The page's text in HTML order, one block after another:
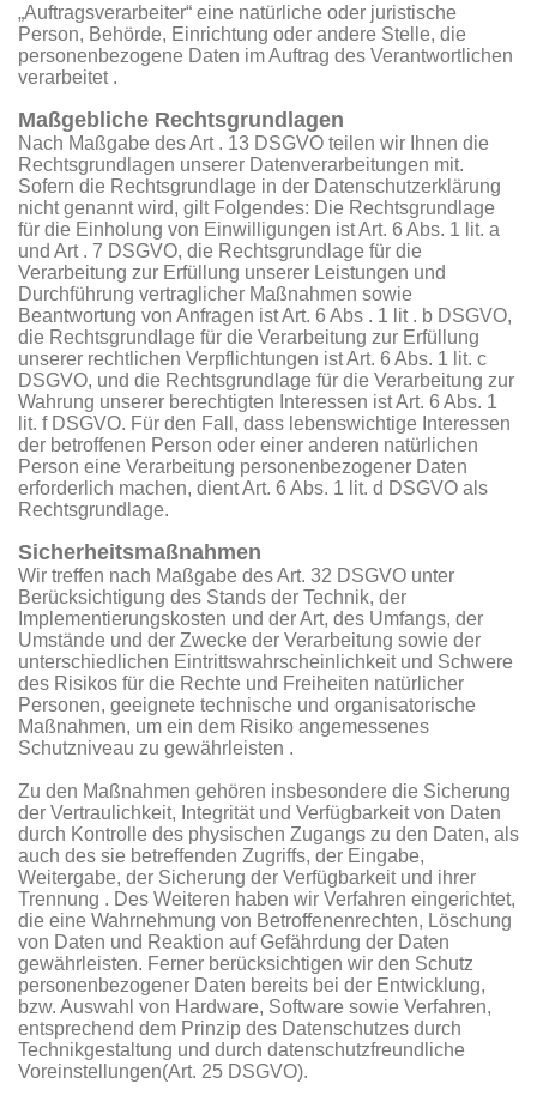
„Auftragsverarbeiter“ eine natürliche oder juristische
Person, Behörde, Einrichtung oder andere Stelle, die
personenbezogene Daten im Auftrag des Verantwortlichen
verarbeitet .
Maßgebliche Rechtsgrundlagen
Nach Maßgabe des Art . 13 DSGVO teilen wir Ihnen die
Rechtsgrundlagen unserer Datenverarbeitungen mit.
Sofern die Rechtsgrundlage in der Datenschutzerklärung
nicht genannt wird, gilt Folgendes: Die Rechtsgrundlage
für die Einholung von Einwilligungen ist Art. 6 Abs. 1 lit. a
und Art . 7 DSGVO, die Rechtsgrundlage für die
Verarbeitung zur Erfüllung unserer Leistungen und
Durchführung vertraglicher Maßnahmen sowie
Beantwortung von Anfragen ist Art. 6 Abs . 1 lit . b DSGVO,
die Rechtsgrundlage für die Verarbeitung zur Erfüllung
unserer rechtlichen Verpflichtungen ist Art. 6 Abs. 1 lit. c
DSGVO, und die Rechtsgrundlage für die Verarbeitung zur
Wahrung unserer berechtigten Interessen ist Art. 6 Abs. 1
lit. f DSGVO. Für den Fall, dass lebenswichtige Interessen
der betroffenen Person oder einer anderen natürlichen
Person eine Verarbeitung personenbezogener Daten
erforderlich machen, dient Art. 6 Abs. 1 lit. d DSGVO als
Rechtsgrundlage.
Sicherheitsmaßnahmen
Wir treffen nach Maßgabe des Art. 32 DSGVO unter
Berücksichtigung des Stands der Technik, der
Implementierungskosten und der Art, des Umfangs, der
Umstände und der Zwecke der Verarbeitung sowie der
unterschiedlichen Eintrittswahrscheinlichkeit und Schwere
des Risikos für die Rechte und Freiheiten natürlicher
Personen, geeignete technische und organisatorische
Maßnahmen, um ein dem Risiko angemessenes
Schutzniveau zu gewährleisten .
Zu den Maßnahmen gehören insbesondere die Sicherung
der Vertraulichkeit, Integrität und Verfügbarkeit von Daten
durch Kontrolle des physischen Zugangs zu den Daten, als
auch des sie betreffenden Zugriffs, der Eingabe,
Weitergabe, der Sicherung der Verfügbarkeit und ihrer
Trennung . Des Weiteren haben wir Verfahren eingerichtet,
die eine Wahrnehmung von Betroffenenrechten, Löschung
von Daten und Reaktion auf Gefährdung der Daten
gewährleisten. Ferner berücksichtigen wir den Schutz
personenbezogener Daten bereits bei der Entwicklung,
bzw. Auswahl von Hardware, Software sowie Verfahren,
entsprechend dem Prinzip des Datenschutzes durch
Technikgestaltung und durch datenschutzfreundliche
Voreinstellungen(Art. 25 DSGVO).